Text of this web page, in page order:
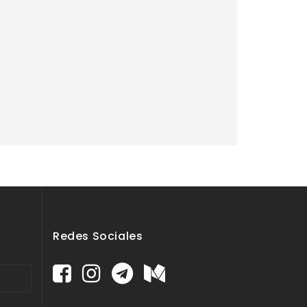
Redes Sociales